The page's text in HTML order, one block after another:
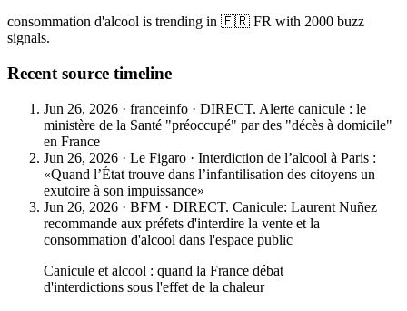
consommation d'alcool is trending in 🇫🇷 FR with 2000 buzz
signals.
Recent source timeline
Jun 26, 2026 · franceinfo · DIRECT. Alerte canicule : le
ministère de la Santé "préoccupé" par des "décès à domicile"
en France
Jun 26, 2026 · Le Figaro · Interdiction de l’alcool à Paris :
«Quand l’État trouve dans l’infantilisation des citoyens un
exutoire à son impuissance»
Jun 26, 2026 · BFM · DIRECT. Canicule: Laurent Nuñez
recommande aux préfets d'interdire la vente et la
consommation d'alcool dans l'espace public
Canicule et alcool : quand la France débat
d'interdictions sous l'effet de la chaleur